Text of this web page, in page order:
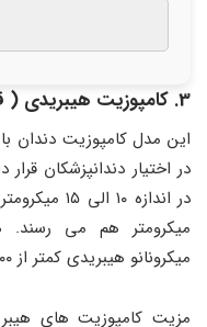
3. کامپوزیت هیبریدی ( قابل استفاده از ذرات مختلف)
این مدل کامپوزیت دندان
در اختیار دندانپزشکان
میکرومتر هم می رسند.
میکرونانو هیبریدی کمتر از ۱۰۰ نانومتر در نظر گرفته شده است.
مزیت کامپوزیت های